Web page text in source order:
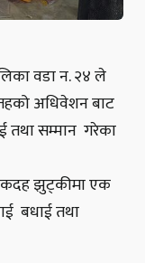
वडा न. २४ ले
अधिवेशन बाट
तथा सम्मान गरेका
झुट्कीमा एक
बधाई तथा